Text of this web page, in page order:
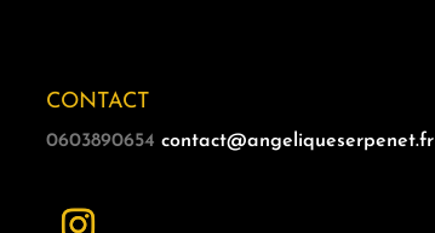
CONTACT
0603890654 contact@angeliqueserpenet.fr